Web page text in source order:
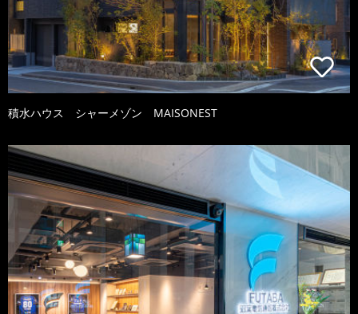
積水ハウス シャーメゾン MAISONEST